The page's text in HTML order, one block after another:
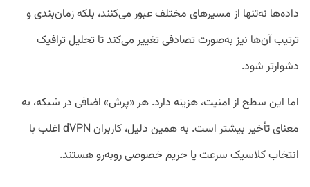
داده‌ها نه‌تنها از مسیرهای مختلف عبور می‌کنند، بلکه زمان‌بندی و
ترتیب آن‌ها نیز به‌صورت تصادفی تغییر می‌کند تا تحلیل ترافیک
دشوارتر شود.
اما این سطح از امنیت، هزینه دارد. هر «پرش» اضافی در شبکه، به
معنای تأخیر بیشتر است. به همین دلیل، کاربران dVPN اغلب با
انتخاب کلاسیک سرعت یا حریم خصوصی روبه‌رو هستند.